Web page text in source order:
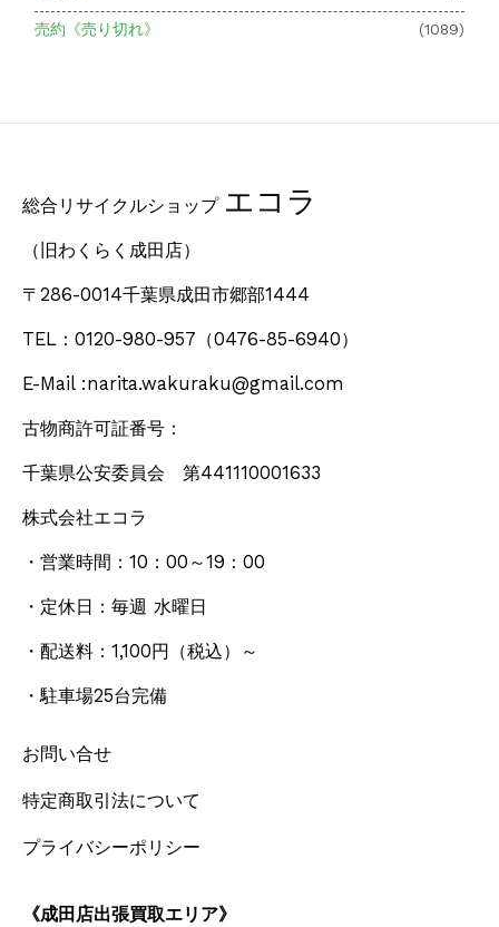
売約《売り切れ》 (1089)
総合リサイクルショップ エコラ
（旧わくらく成田店）
〒286-0014千葉県成田市郷部1444
TEL：0120-980-957 （0476-85-6940）
E-Mail :narita.wakuraku@gmail.com
古物商許可証番号：
千葉県公安委員会 第441110001633
株式会社エコラ
・営業時間：10：00～19：00
・定休日：毎週 水曜日
・配送料：1,100円 （税込） ～
・駐車場25台完備
お問い合せ
特定商取引法について
プライバシーポリシー
《成田店出張買取エリア》